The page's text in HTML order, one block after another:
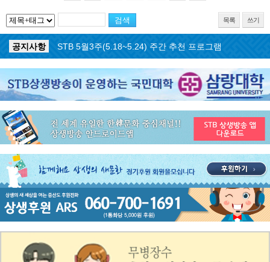
목록 쓰기
공지사항 ON AIR 서비스 장애 복구 안내
공지사항
STB 5월4주(5.25~5.31) 주간 추천 프로그램
공지사항
STB 5월3주(5.18~5.24) 주간 추천 프로그램
공지사항
STB 4월마지막주(4.27~5.3) 주간 추천 프로그램
STB 4월4주(4.20~4.26) 주간 추천 프로그램
공지사항
STB 4월2주(4.6~4.12) 주간 추천 프로그램
공지사항
STB 4월1주(3.30~4.5) 주간 추천 프로그램
공지사항
STB 3월4주(3.23~3.29) 주간 추천 프로그램